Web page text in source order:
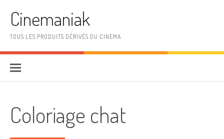
Cinemaniak
TOUS LES PRODUITS DÉRIVÉS DU CINEMA
Coloriage chat